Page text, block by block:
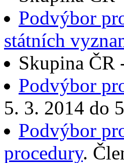
Podvýbor
státních
Skupina ČR
Podvýbor
5. 3. 2014 do
Podvýbor
procedury.